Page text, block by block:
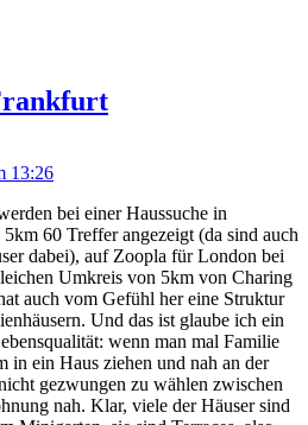
13:26
bei einer Haussuche in
60 Treffer angezeigt (da sind auch
dabei), auf Zoopla für London bei
Umkreis von 5km von Charing
auch vom Gefühl her eine Struktur
Und das ist glaube ich ein
wenn man mal Familie
in ein Haus ziehen und nah an der
gezwungen zu wählen zwischen
nah. Klar, viele der Häuser sind